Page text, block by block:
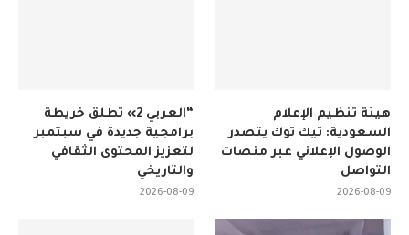
“العربي 2» تطلق خريطة
برامجية جديدة في سبتمبر
لتعزيز المحتوى الثقافي
والتاريخي
2026-08-09
هيئة تنظيم الإعلام
السعودية: تيك توك يتصدر
الوصول الإعلاني عبر منصات
التواصل
2026-08-09